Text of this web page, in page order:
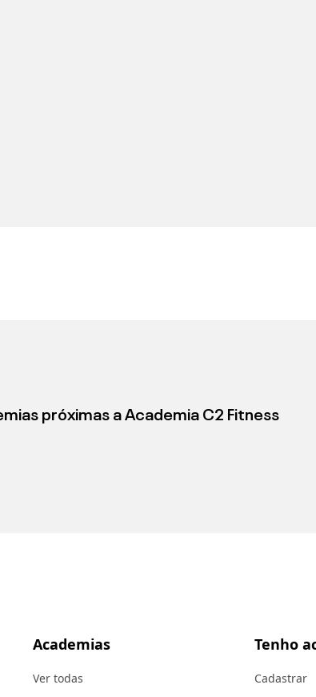
próximas a Academia C2 Fitness
Academias
Ver todas
Tenho
Cadastrar